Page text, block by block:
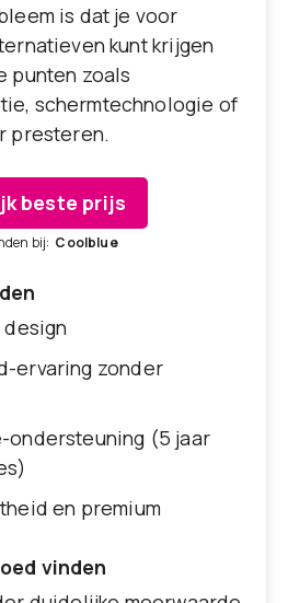
is dat je voor
kunt krijgen
punten zoals
schermtechnologie of
presteren.
beste prijs
bij: Coolblue
ervaring zonder
ondersteuning (5 jaar
en premium
vinden